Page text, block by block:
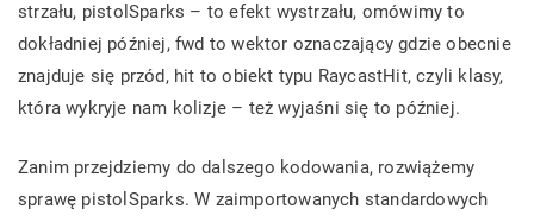
strzału, pistolSparks – to efekt wystrzału, omówimy to
dokładniej później, fwd to wektor oznaczający gdzie obecnie
znajduje się przód, hit to obiekt typu RaycastHit, czyli klasy,
która wykryje nam kolizje – też wyjaśni się to później.
Zanim przejdziemy do dalszego kodowania, rozwiążemy
sprawę pistolSparks. W zaimportowanych standardowych